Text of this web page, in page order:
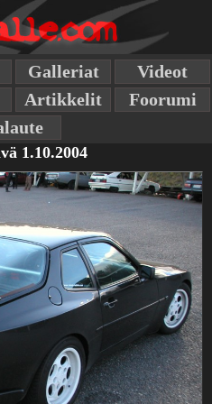
Galleriat
Videot
Artikkelit
Foorumi
1.10.2004